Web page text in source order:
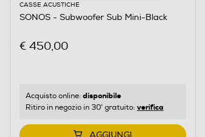
CASSE ACUSTICHE
SONOS - Subwoofer Sub Mini-Black
€ 450,00
Acquisto online: disponibile
Ritiro in negozio in 30' gratuito: verifica